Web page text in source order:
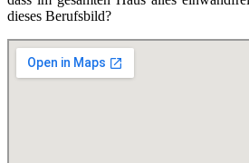
dieses Berufsbild?